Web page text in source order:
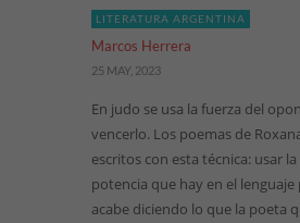
LITERATURA ARGENTINA
Marcos Herrera
25 MAY, 2023
En judo se usa la fuerza del
vencerlo. Los poemas de
escritos con esta técnica: usar
potencia que hay en el lenguaje
acabe diciendo lo que la poeta